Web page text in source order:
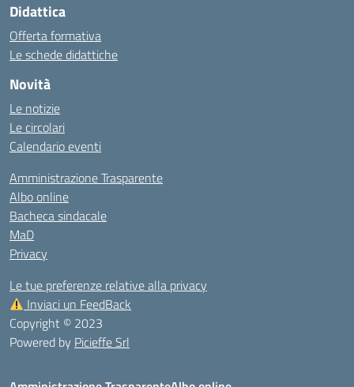
Didattica
Offerta formativa
Le schede didattiche
Novità
Le notizie
Le circolari
Calendario eventi
Amministrazione Trasparente
Albo online
Bacheca sindacale
MaD
Privacy
Le tue preferenze relative alla privacy
Inviaci un FeedBack
Copyright © 2023
Powered by Picieffe Srl